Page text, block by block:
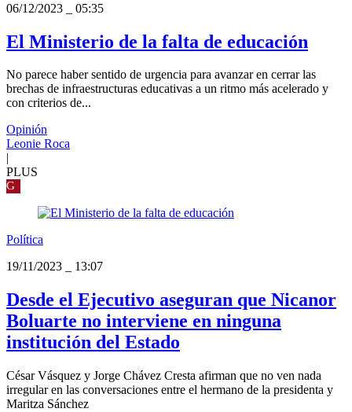
06/12/2023
05:35
El Ministerio de la falta de educación
No parece haber sentido de urgencia para avanzar en cerrar las
brechas de infraestructuras educativas a un ritmo más acelerado y
con criterios de...
Opinión
Leonie Roca
PLUS
G
Política
19/11/2023
13:07
Desde el Ejecutivo aseguran que Nicanor
Boluarte no interviene en ninguna
institución del Estado
César Vásquez y Jorge Chávez Cresta afirman que no ven nada
irregular en las conversaciones entre el hermano de la presidenta y
Maritza Sánchez